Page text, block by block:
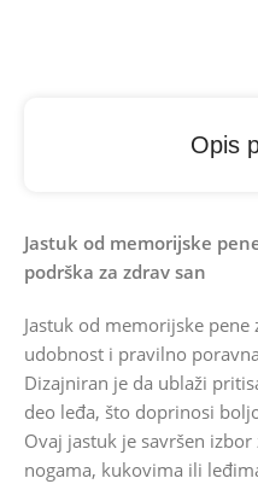
Opis
Jastuk od memorijske
podrška za zdrav san
Jastuk od memorijske
udobnost i pravilno
Dizajniran je da ublaži
deo leđa, što doprinosi
Ovaj jastuk je savršen
nogama, kukovima ili